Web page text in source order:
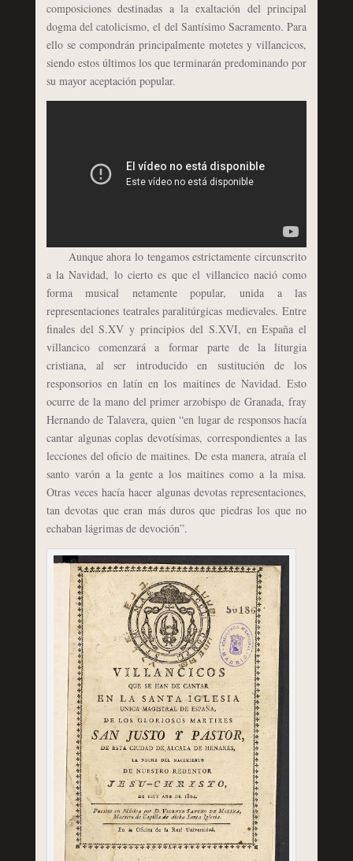
composiciones destinadas a la exaltación del principal
dogma del catolicismo, el del Santísimo Sacramento. Para
ello se compondrán principalmente motetes y villancicos,
siendo estos últimos los que terminarán predominando por
su mayor aceptación popular.
Aunque ahora lo tengamos estrictamente circunscrito
a la Navidad, lo cierto es que el villancico nació como
forma musical netamente popular, unida a las
representaciones teatrales paralitúrgicas medievales. Entre
finales del S.XV y principios del S.XVI, en España el
villancico comenzará a formar parte de la liturgia
cristiana, al ser introducido en sustitución de los
responsorios en latín en los maitines de Navidad. Esto
ocurre de la mano del primer arzobispo de Granada, fray
Hernando de Talavera, quien “en lugar de responsos hacía
cantar algunas coplas devotísimas, correspondientes a las
lecciones del oficio de maitines. De esta manera, atraía el
santo varón a la gente a los maitines como a la misa.
Otras veces hacía hacer algunas devotas representaciones,
tan devotas que eran más duros que piedras los que no
echaban lágrimas de devoción”.